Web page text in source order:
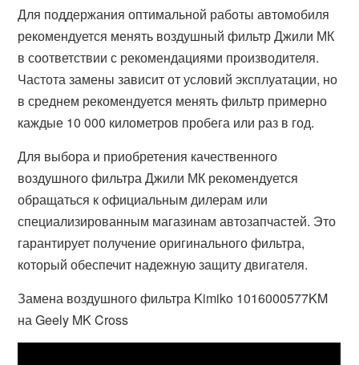
Для поддержания оптимальной работы автомобиля
рекомендуется менять воздушный фильтр Джили МК
в соответствии с рекомендациями производителя.
Частота замены зависит от условий эксплуатации, но
в среднем рекомендуется менять фильтр примерно
каждые 10 000 километров пробега или раз в год.
Для выбора и приобретения качественного
воздушного фильтра Джили МК рекомендуется
обращаться к официальным дилерам или
специализированным магазинам автозапчастей. Это
гарантирует получение оригинального фильтра,
который обеспечит надежную защиту двигателя.
Замена воздушного фильтра Kimiko 1016000577KM
на Geely MK Cross